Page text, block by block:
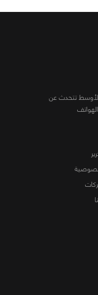
الأوسط تتحدث عن